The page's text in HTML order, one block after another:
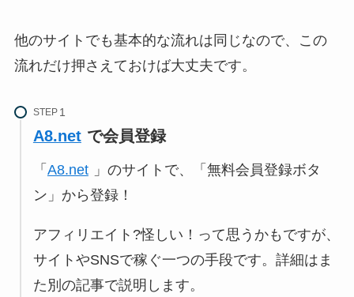
他のサイトでも基本的な流れは同じなので、この
流れだけ押さえておけば大丈夫です。
STEP
A8.net で会員登録
「 A8.net
」のサイトで、「無料会員登録ボタ
ン」から登録！
アフィリエイト?怪しい！って思うかもですが、
サイトやSNSで稼ぐ一つの手段です。詳細はま
た別の記事で説明します。